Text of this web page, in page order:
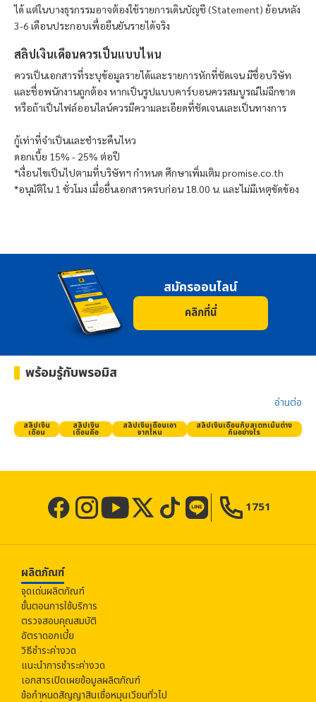
ได้ แต่ในบางธุรกรรมอาจต้องใช้รายการเดินบัญชี (Statement) ย้อนหลัง
3-6 เดือนประกอบเพื่อยืนยันรายได้จริง
สลิปเงินเดือนควรเป็นแบบไหน
ควรเป็นเอกสารที่ระบุข้อมูลรายได้และรายการหักที่ชัดเจน มีชื่อบริษัท
และชื่อพนักงานถูกต้อง หากเป็นรูปแบบคาร์บอนควรสมบูรณ์ไม่ฉีกขาด
หรือถ้าเป็นไฟล์ออนไลน์ควรมีความละเอียดที่ชัดเจนและเป็นทางการ
กู้เท่าที่จำเป็นและชำระคืนไหว
ดอกเบี้ย 15% - 25% ต่อปี
*เงื่อนไขเป็นไปตามที่บริษัทฯ กำหนด ศึกษาเพิ่มเติม promise.co.th
*อนุมัติใน 1 ชั่วโมง เมื่อยื่นเอกสารครบก่อน 18.00 น. และไม่มีเหตุขัดข้อง
สมัครออนไลน์
คลิกที่นี่
พร้อมรู้กับพรอมิส
สลิปเงิน
เดือน
สลิปเงิน
เดือนคือ
สลิปเงินเดือนเอา
จากไหน
สลิปเงินเดือนกับสเตทเม้นต่าง
กันอย่างไร
อ่านต่อ​
1751
ผลิตภัณฑ์
จุดเด่นผลิตภัณฑ์
ขั้นตอนการใช้บริการ
ตรวจสอบคุณสมบัติ
อัตราดอกเบี้ย
วิธีชำระค่างวด
แนะนำการชำระค่างวด
เอกสารเปิดเผยข้อมูลผลิตภัณฑ์
ข้อกำหนดสัญญาสินเชื่อหมุนเวียนทั่วไป